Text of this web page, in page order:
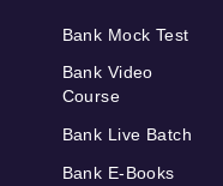
Bank Mock Test
Bank Video
Course
Bank Live Batch
Bank E-Books